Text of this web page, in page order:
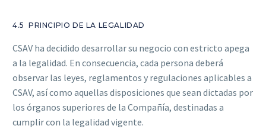
4.5 PRINCIPIO DE LA LEGALIDAD
CSAV ha decidido desarrollar su negocio con estricto apega
a la legalidad. En consecuencia, cada persona deberá
observar las leyes, reglamentos y regulaciones aplicables a
CSAV, así como aquellas disposiciones que sean dictadas por
los órganos superiores de la Compañía, destinadas a
cumplir con la legalidad vigente.